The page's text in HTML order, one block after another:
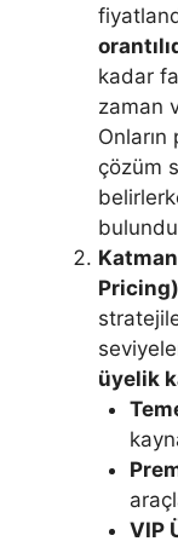
kadar
zaman
çözüm
üyelik
VIP